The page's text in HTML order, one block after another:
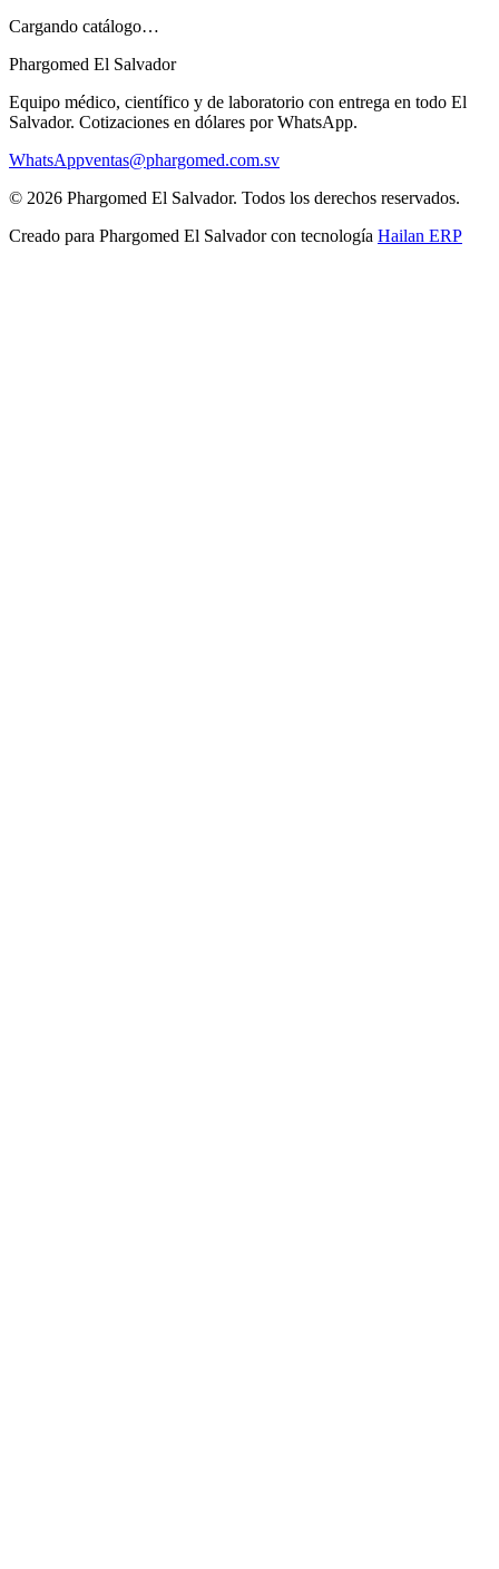
Cargando catálogo…
Phargomed El Salvador
Equipo médico, científico y de laboratorio con entrega en todo El
Salvador. Cotizaciones en dólares por WhatsApp.
WhatsAppventas@phargomed.com.sv
© 2026 Phargomed El Salvador. Todos los derechos reservados.
Creado para Phargomed El Salvadorcon tecnología Hailan ERP